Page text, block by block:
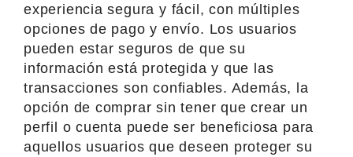
experiencia segura y fácil, con múltiples
opciones de pago y envío. Los usuarios
pueden estar seguros de que su
información está protegida y que las
transacciones son confiables. Además, la
opción de comprar sin tener que crear un
perfil o cuenta puede ser beneficiosa para
aquellos usuarios que deseen proteger su